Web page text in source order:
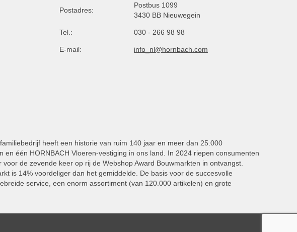
Postadres:
Postbus 1099
3430 BB Nieuwegein
Tel.: 030 - 266 98 98
E-mail: info_nl@hornbach.com
heeft een historie van ruim 140 jaar en meer dan 25.000
één HORNBACH Vloeren-vestiging in ons land. In 2024 riepen consumenten
de zevende keer op rij de Webshop Award Bouwmarkten in ontvangst.
is 14% voordeliger dan het gemiddelde. De basis voor de succesvolle
service, een enorm assortiment (van 120.000 artikelen) en grote